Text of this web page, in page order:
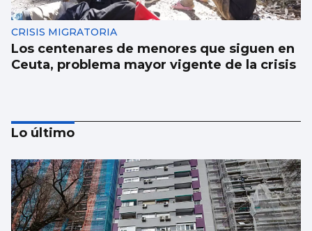
CRISIS MIGRATORIA
Los centenares de menores que siguen en
Ceuta, problema mayor vigente de la crisis
Lo último